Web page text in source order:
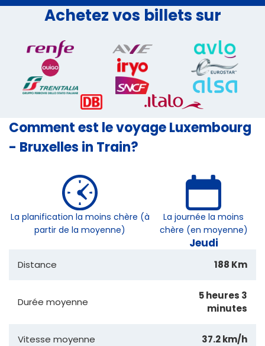
Achetez vos billets sur
Comment est le voyage Luxembourg
- Bruxelles in Train?
La planification la moins chère (à
partir de la moyenne)
La journée la moins
chère (en moyenne)
Jeudi
Distance 188 Km
Durée moyenne
5 heures 3
minutes
Vitesse moyenne 37.2 km/h